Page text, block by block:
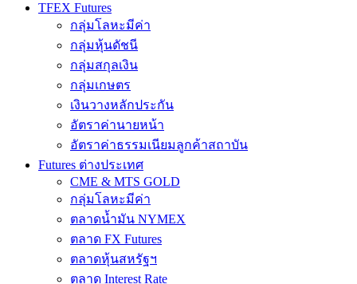
TFEX Futures
กลุ่มโลหะมีค่า
กลุ่มหุ้นดัชนี
กลุ่มสกุลเงิน
กลุ่มเกษตร
เงินวางหลักประกัน
อัตราค่านายหน้า
อัตราค่าธรรมเนียมลูกค้าสถาบัน
Futures ต่างประเทศ
CME & MTS GOLD
กลุ่มโลหะมีค่า
ตลาดน้ำมัน NYMEX
ตลาด FX Futures
ตลาดหุ้นสหรัฐฯ
ตลาด Interest Rate